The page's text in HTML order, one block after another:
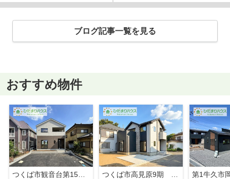
ブログ記事一覧を見る
おすすめ物件
つくば市観音台第15 新築戸建